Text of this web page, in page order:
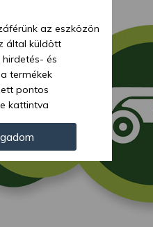
az eszközön
által küldött
és
termékek
pontos
kattintva
Másik
juthat, és
nem
ellen. A
szabályzatunk